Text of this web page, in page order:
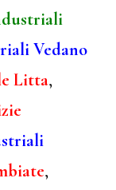
Vedano
Litta,
,